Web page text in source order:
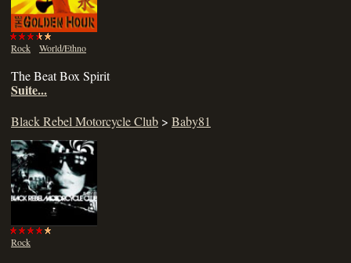
Rock World/Ethno
The Beat Box Spirit
Suite...
Black Rebel Motorcycle Club > Baby81
Rock